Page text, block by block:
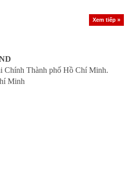
Xem tiếp »
Chính Thành phố Hồ Chí Minh.
Minh